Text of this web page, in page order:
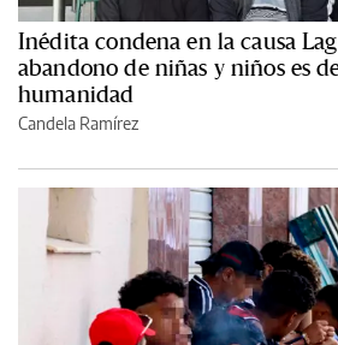
Inédita condena en la causa
abandono de niñas y niños es
humanidad
Candela Ramírez